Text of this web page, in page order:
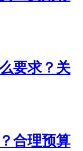
要求？关
合理预算